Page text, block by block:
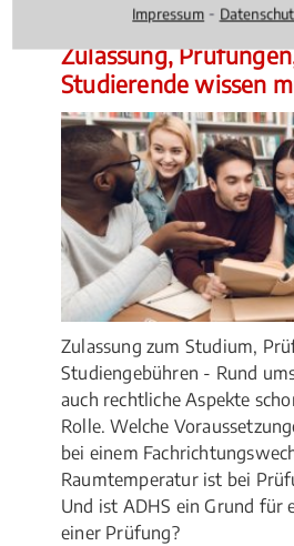
Wissen Aktuell, 05.02.2021
Zulassung,
Studierende wissen
Zulassung zum Studium,
Studiengebühren - Rund
auch rechtliche Aspekte
Rolle. Welche
bei einem
Raumtemperatur ist bei
Und ist ADHS ein Grund für
einer Prüfung?
Impressum ⁃